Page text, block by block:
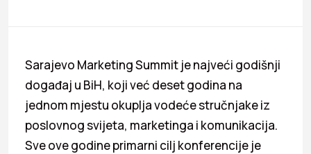
Sarajevo Marketing Summit je najveći godišnji
događaj u BiH, koji već deset godina na
jednom mjestu okuplja vodeće stručnjake iz
poslovnog svijeta, marketinga i komunikacija.
Sve ove godine primarni cilj konferencije je